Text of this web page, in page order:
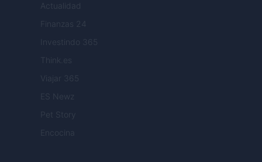
Actualidad
Finanzas 24
Investindo 365
Think.es
Viajar 365
ES Newz
Pet Story
Encocina